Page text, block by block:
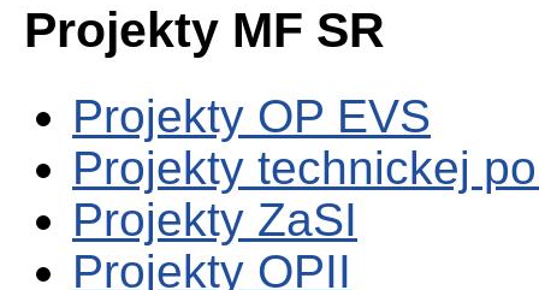
Projekty MF SR
Projekty OP EVS
Projekty technickej
Projekty ZaSI
Projekty OPII